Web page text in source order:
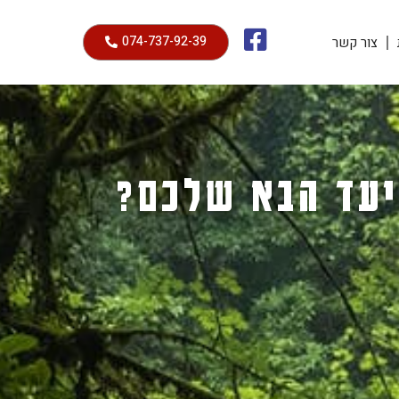
צור קשר 074-737-92-39
הבא שלכם?